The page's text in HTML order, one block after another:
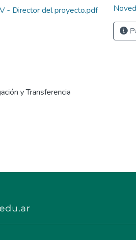
- Director del proyecto.pdf
y Transferencia